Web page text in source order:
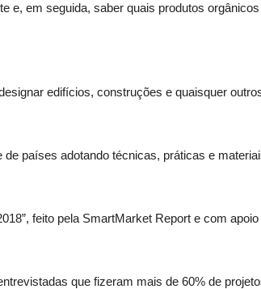
e, em seguida, saber quais produtos
edifícios, construções e quaisquer
países adotando técnicas, práticas e
feito pela SmartMarket Report e com
que fizeram mais de 60% de